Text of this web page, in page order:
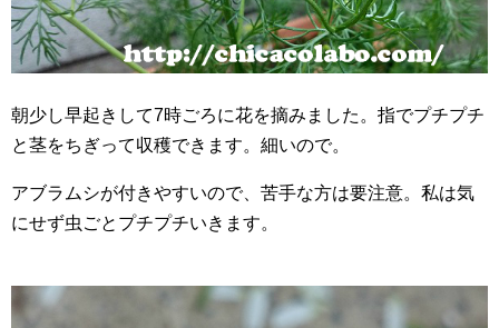
朝少し早起きして7時ごろに花を摘みました。指でプチプチ
と茎をちぎって収穫できます。細いので。
アブラムシが付きやすいので、苦手な方は要注意。私は気
にせず虫ごとプチプチいきます。